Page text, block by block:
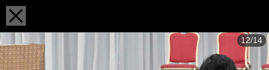
12/14